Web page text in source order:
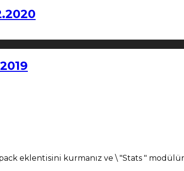
eklentisini kurmanız ve \ "Stats "